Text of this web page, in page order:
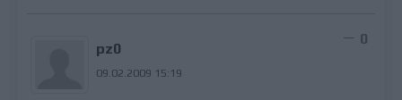
pz0
09.02.2009 15:19
0